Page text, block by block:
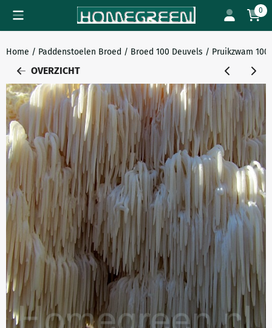
Cookievoorkeuren zijn beschikbaar. Kies instellingen of sta0
Home / Paddenstoelen Broed / Broed 100 Deuvels / Pruikzwam
OVERZICHT